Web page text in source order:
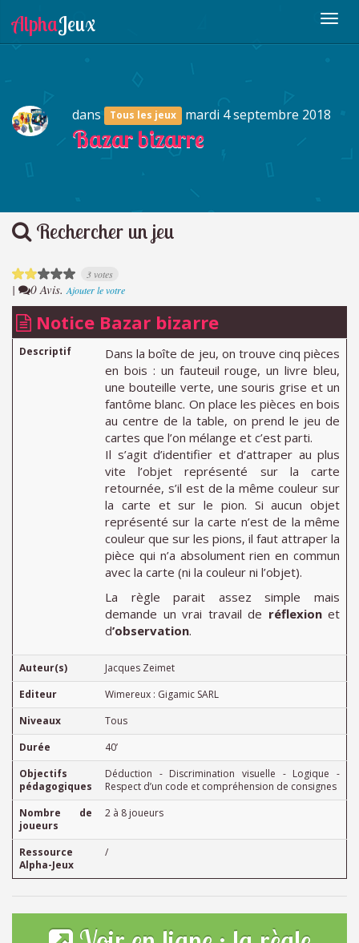
dans Tous les jeux mardi 4 septembre 2018
Bazar bizarre
Rechercher un jeu
3 votes
| 0 Avis. Ajouter le votre
Notice Bazar bizarre
Descriptif
Dans la boîte de jeu, on trouve cinq pièces
en bois : un fauteuil rouge, un livre bleu,
une bouteille verte, une souris grise et un
fantôme blanc. On place les pièces en bois
au centre de la table, on prend le jeu de
cartes que l’on mélange et c’est parti.
Il s’agit d’identifier et d’attraper au plus
vite l’objet représenté sur la carte
retournée, s’il est de la même couleur sur
la carte et sur le pion. Si aucun objet
représenté sur la carte n’est de la même
couleur que sur les pions, il faut attraper la
pièce qui n’a absolument rien en commun
avec la carte (ni la couleur ni l’objet).
La règle parait assez simple mais
demande un vrai travail de réflexionet
d’observation.
Auteur(s)
Jacques Zeimet
Editeur
Wimereux : Gigamic SARL
Niveaux
Tous
Durée
40’
Objectifs
pédagogiques
Déduction - Discrimination visuelle - Logique -
Respect d’un code et compréhension de consignes
Nombre de
joueurs
2 à 8 joueurs
Ressource
Alpha-Jeux
/